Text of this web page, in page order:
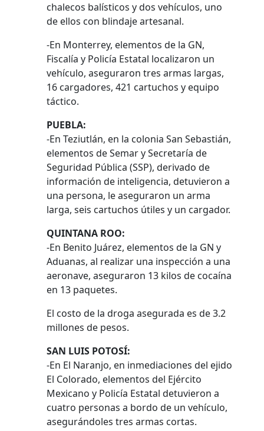
chalecos balísticos y dos vehículos, uno
de ellos con blindaje artesanal.
-En Monterrey, elementos de la GN,
Fiscalía y Policía Estatal localizaron un
vehículo, aseguraron tres armas largas,
16 cargadores, 421 cartuchos y equipo
táctico.
PUEBLA:
-En Teziutlán, en la colonia San Sebastián,
elementos de Semar y Secretaría de
Seguridad Pública (SSP), derivado de
información de inteligencia, detuvieron a
una persona, le aseguraron un arma
larga, seis cartuchos útiles y un cargador.
QUINTANA ROO:
-En Benito Juárez, elementos de la GN y
Aduanas, al realizar una inspección a una
aeronave, aseguraron 13 kilos de cocaína
en 13 paquetes.
El costo de la droga asegurada es de 3.2
millones de pesos.
SAN LUIS POTOSÍ:
-En El Naranjo, en inmediaciones del ejido
El Colorado, elementos del Ejército
Mexicano y Policía Estatal detuvieron a
cuatro personas a bordo de un vehículo,
asegurándoles tres armas cortas.